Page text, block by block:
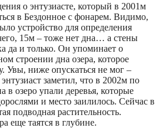
о энтузиасте, который в 2001м
в Бездонное с фонарем. Видимо,
устройство для определения
15м – тоже нет дна… а стены
да и только. Он упоминает о
строении дна озера, которое
Увы, ниже опускаться не мог –
заметил, что в 2002м по
в озеро упали деревья, которые
и место заилилось. Сейчас в
подводная растительность.
еще таятся в глубине.